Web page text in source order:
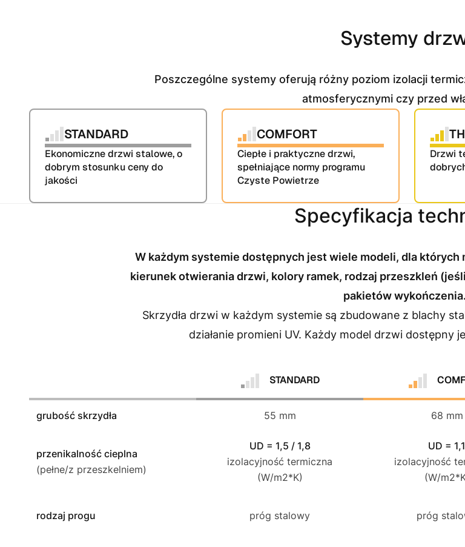
Systemy
Poszczególne systemy oferują różny poziom izolacji
atmosferycznymi czy przed
STANDARD
Ekonomiczne drzwi stalowe, o
dobrym stosunku ceny do
jakości
COMFORT
Ciepłe i praktyczne drzwi,
spełniające normy programu
Czyste Powietrze
Drzwi
Specyfikacja
W każdym systemie dostępnych jest wiele modeli, dla których
kierunek otwierania drzwi, kolory ramek, rodzaj przeszkleń
pakietów wykończenia.
Skrzydła drzwi w każdym systemie są zbudowane z blachy
działanie promieni UV. Każdy model drzwi dostępny
STANDARD
grubość skrzydła 55 mm 68 mm
przenikalność cieplna
(pełne/z przeszkelniem)
UD = 1,5 / 1,8
izolacyjność termiczna
(W/m2*K)
UD = 1,1
izolacyjność
(W/
rodzaj progu próg stalowy próg